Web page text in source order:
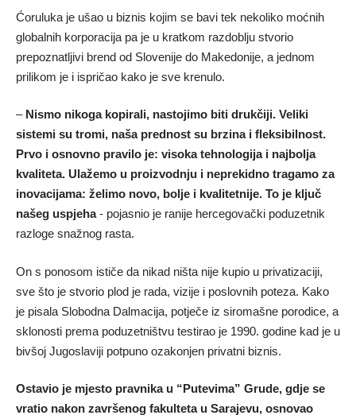
Ćoruluka je ušao u biznis kojim se bavi tek nekoliko moćnih
globalnih korporacija pa je u kratkom razdoblju stvorio
prepoznatljivi brend od Slovenije do Makedonije, a jednom
prilikom je i ispričao kako je sve krenulo.
– Nismo nikoga kopirali, nastojimo biti drukčiji. Veliki
sistemi su tromi, naša prednost su brzina i fleksibilnost.
Prvo i osnovno pravilo je: visoka tehnologija i najbolja
kvaliteta. Ulažemo u proizvodnju i neprekidno tragamo za
inovacijama: želimo novo, bolje i kvalitetnije. To je ključ
našeg uspjeha­- pojasnio je ranije hercegovački poduzetnik
razloge snažnog rasta.
On s ponosom ističe da nikad ništa nije kupio u privatizaciji,
sve što je stvorio plod je rada, vizije i poslovnih poteza. Kako
je pisala Slobodna Dalmacija, potječe iz siromašne porodice, a
sklonosti prema poduzetništvu testirao je 1990. godine kad je u
bivšoj Jugoslaviji potpuno ozakonjen privatni biznis.
Ostavio je mjesto pravnika u “Putevima” Grude, gdje se
vratio nakon završenog fakulteta u Sarajevu, osnovao